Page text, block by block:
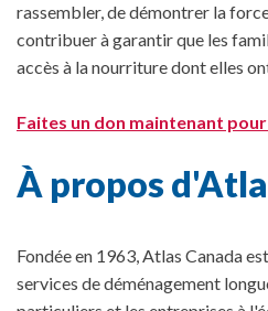
rassembler, de démontrer la
contribuer à garantir que les
accès à la nourriture dont elles
Faites un don maintenant
À propos
Fondée en 1963, Atlas Canada
services de déménagement